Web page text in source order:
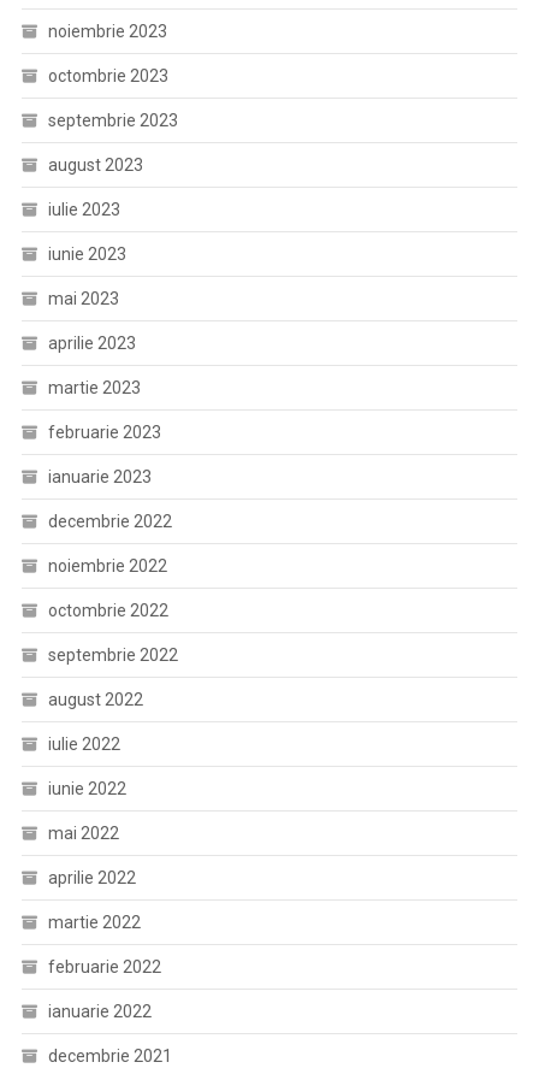
noiembrie 2023
octombrie 2023
septembrie 2023
august 2023
iulie 2023
iunie 2023
mai 2023
aprilie 2023
martie 2023
februarie 2023
ianuarie 2023
decembrie 2022
noiembrie 2022
octombrie 2022
septembrie 2022
august 2022
iulie 2022
iunie 2022
mai 2022
aprilie 2022
martie 2022
februarie 2022
ianuarie 2022
decembrie 2021